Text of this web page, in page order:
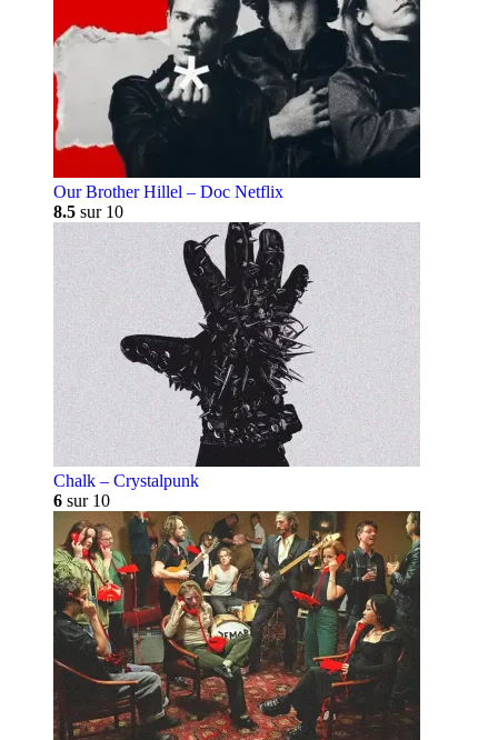
Our Brother Hillel – Doc Netflix
8.5 sur 10
Chalk – Crystalpunk
6 sur 10